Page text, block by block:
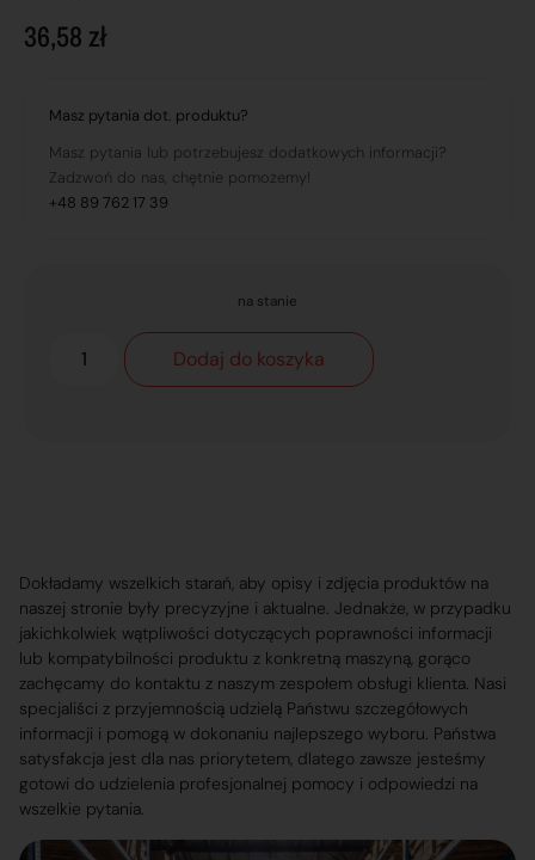
36,58 zł
Masz pytania dot. produktu?
Masz pytania lub potrzebujesz dodatkowych informacji?
Zadzwoń do nas, chętnie pomożemy!
+48 89 762 17 39
na stanie
Dodaj do koszyka
Dokładamy wszelkich starań, aby opisy i zdjęcia produktów na
naszej stronie były precyzyjne i aktualne. Jednakże, w przypadku
jakichkolwiek wątpliwości dotyczących poprawności informacji
lub kompatybilności produktu z konkretną maszyną, gorąco
zachęcamy do kontaktu z naszym zespołem obsługi klienta. Nasi
specjaliści z przyjemnością udzielą Państwu szczegółowych
informacji i pomogą w dokonaniu najlepszego wyboru. Państwa
satysfakcja jest dla nas priorytetem, dlatego zawsze jesteśmy
gotowi do udzielenia profesjonalnej pomocy i odpowiedzi na
wszelkie pytania.